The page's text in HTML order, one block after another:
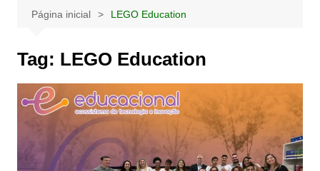
Página inicial LEGO Education
Tag: LEGO Education